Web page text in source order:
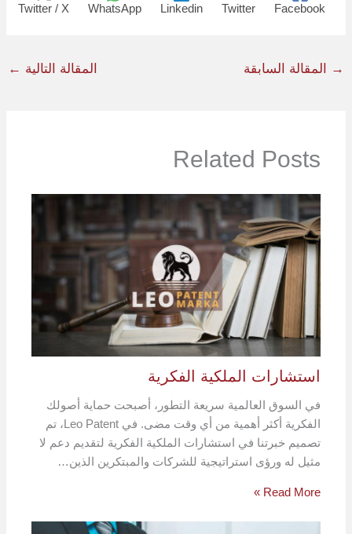
Facebook
Twitter
Linkedin
WhatsApp
Twitter / X
→ المقالة السابقة المقالة التالية ←
Related Posts
استشارات الملكية الفكرية
في السوق العالمية سريعة التطور، أصبحت حماية أصولك
الفكرية أكثر أهمية من أي وقت مضى. في Leo Patent، تم
تصميم خبرتنا في استشارات الملكية الفكرية لتقديم دعم لا
مثيل له ورؤى استراتيجية للشركات والمبتكرين الذين…
Read More »